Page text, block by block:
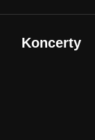
Koncerty